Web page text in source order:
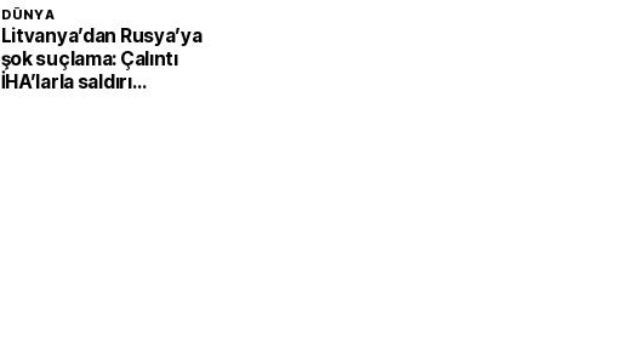
DÜNYA
Litvanya’dan Rusya’ya
şok suçlama: Çalıntı
İHA’larla saldırı